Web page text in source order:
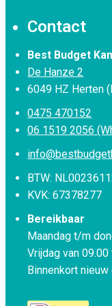
Contact
Best Budget
De Hanze 2
6049 HZ Herten
0475 470152
06 1519 2056
BTW:
KVK: 67378277
Bereikbaar
Maandag t/m
Vrijdag van
Binnenkort